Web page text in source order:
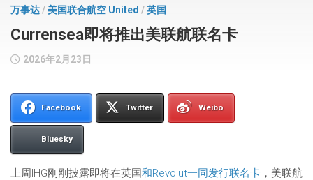
万事达/美国联合航空 United /英国
Currensea即将推出美联航联名卡
2026年2月23日
Facebook Twitter Weibo
Bluesky
上周IHG刚刚披露即将在英国和Revolut一同发行联名卡 ，美联航